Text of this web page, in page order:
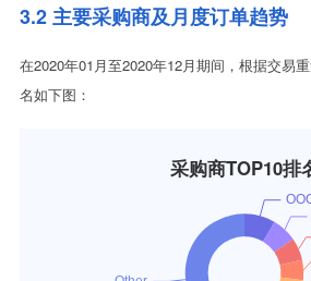
3.2 主要采购商及月度订单趋势
在2020年01月至2020年12月期间，根据交易
名如下图：
采购商TOP10排